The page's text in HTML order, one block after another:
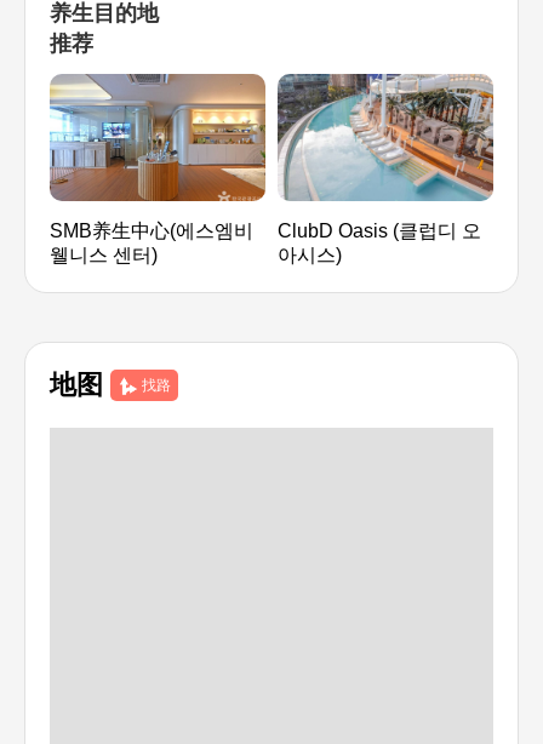
养生目的地
推荐
SMB养生中心(에스엠비
웰니스 센터)
ClubD Oasis (클럽디 오
아시스)
地图 找路